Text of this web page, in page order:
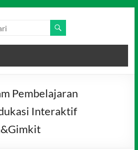
Pembelajaran
Interaktif